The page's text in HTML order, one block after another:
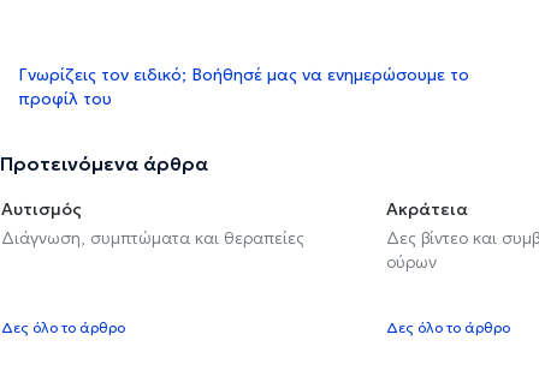
Γνωρίζεις τον ειδικό; Βοήθησέ μας να ενημερώσουμε το
προφίλ του
Προτεινόμενα άρθρα
Αυτισμός
Διάγνωση, συμπτώματα και θεραπείες
Δες όλο το άρθρο
Ακράτεια
Δες βίντεο και
ούρων
Δες όλο το άρθρο